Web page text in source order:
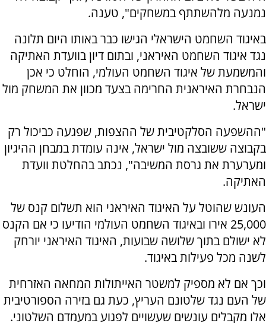
נמנעה מלהשתתף במשחקים", טענה.
באיגוד השחמט הישראלי הגישו כבר באותו היום תלונה
נגד איגוד השחמט האיראני, ובתום דיון בוועדת האתיקה
והמשמעת של איגוד השחמט העולמי, הוחלט כי אכן
הנבחרת האיראנית החרימה בצעד מכוון את המשחק מול
ישראל.
"ההשפעה הסלקטיבית של ההצפות, שפגעה כביכול רק
בקבוצה ששובצה מול ישראל, אינה עומדת במבחן ההיגיון
ומערערת את גרסת המשיבה", נכתב בהחלטת וועדת
האתיקה.
העונש שהוטל על האיגוד האיראני הוא תשלום קנס של
25,000 אירו ובאיגוד השחמט העולמי הודיעו כי אם הקנס
לא ישולם בתוך שלושה שבועות, האיגוד האיראני יורחק
לשנה מכל פעילות באיגוד.
וכך אם לא מספיק למשטר האייתולות המחאה האזרחית
של העם נגד שלטונם העריץ, כעת גם בזירה הספורטיבית
אלו מקבלים עונשים שעשויים לפגוע במעמדם השלטוני.